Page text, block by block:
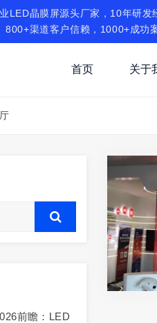
LED晶膜屏源头厂家，10年研
800+渠道客户信赖，1000+成功
首页 关于
前瞻：LED